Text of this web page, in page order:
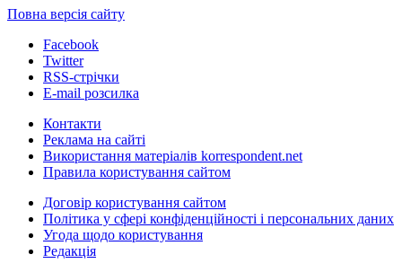
Повна версія сайту
Facebook
Twitter
RSS-стрічки
E-mail розсилка
Контакти
Реклама на сайті
Використання матеріалів korrespondent.net
Правила користування сайтом
Договір користування сайтом
Політика у сфері конфіденційності і персональних даних
Угода щодо користування
Редакція